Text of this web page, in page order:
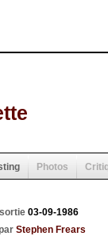
Photos
03-09-1986
Stephen Frears